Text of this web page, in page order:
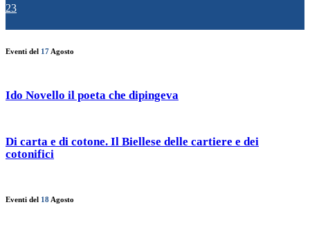
23
Eventi del 17 Agosto
Ido Novello il poeta che dipingeva
Di carta e di cotone. Il Biellese delle cartiere e dei
cotonifici
Eventi del 18 Agosto